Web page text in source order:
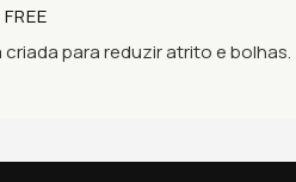
criada para reduzir atrito e bolhas.